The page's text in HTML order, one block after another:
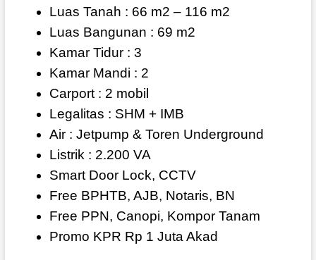
Luas Tanah : 66 m2 – 116 m2
Luas Bangunan : 69 m2
Kamar Tidur : 3
Kamar Mandi : 2
Carport : 2 mobil
Legalitas : SHM + IMB
Air : Jetpump & Toren Underground
Listrik : 2.200 VA
Smart Door Lock, CCTV
Free BPHTB, AJB, Notaris, BN
Free PPN, Canopi, Kompor Tanam
Promo KPR Rp 1 Juta Akad